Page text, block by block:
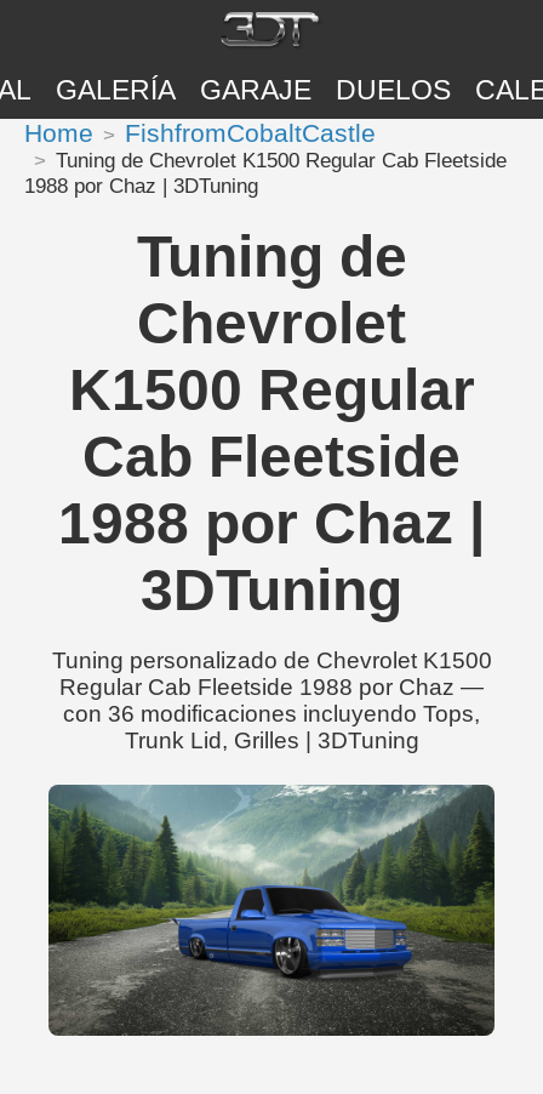
GALERÍA GARAJE DUELOS
Home FishfromCobaltCastle
Tuning de Chevrolet K1500 Regular Cab Fleetside
1988 por Chaz | 3DTuning
Tuning de
Chevrolet
K1500 Regular
Cab Fleetside
1988 por Chaz |
3DTuning
Tuning personalizado de Chevrolet K1500
Regular Cab Fleetside 1988 por Chaz —
con 36 modificaciones incluyendo Tops,
Trunk Lid, Grilles | 3DTuning